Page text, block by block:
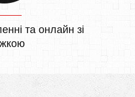
та онлайн зі